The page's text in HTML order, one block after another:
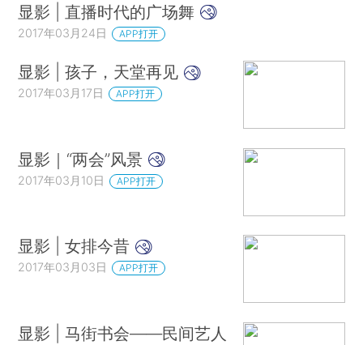
显影 | 直播时代的广场舞
2017年03月24日 APP打开
显影 | 孩子，天堂再见
2017年03月17日 APP打开
显影｜“两会”风景
2017年03月10日 APP打开
显影 | 女排今昔
2017年03月03日 APP打开
显影 | 马街书会——民间艺人